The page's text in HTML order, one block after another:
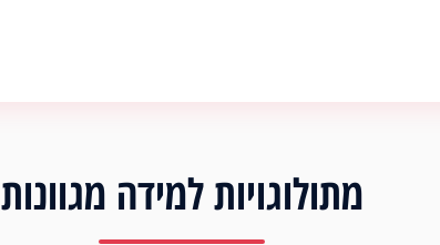
מתולוגויות למידה מגוונות